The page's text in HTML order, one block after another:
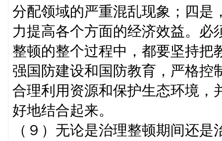
分配领域的严重混乱现象；四是
力提高各个方面的经济效益。必
整顿的整个过程中，都要坚持把
强国防建设和国防教育，严格控
合理利用资源和保护生态环境，
好地结合起来。
（９）无论是治理整顿期间还